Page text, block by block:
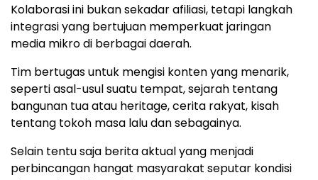
Kolaborasi ini bukan sekadar afiliasi, tetapi langkah
integrasi yang bertujuan memperkuat jaringan
media mikro di berbagai daerah.
Tim bertugas untuk mengisi konten yang menarik,
seperti asal-usul suatu tempat, sejarah tentang
bangunan tua atau heritage, cerita rakyat, kisah
tentang tokoh masa lalu dan sebagainya.
Selain tentu saja berita aktual yang menjadi
perbincangan hangat masyarakat seputar kondisi